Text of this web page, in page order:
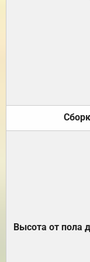
Высота от пола